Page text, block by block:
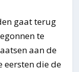
gaat terug
te
aan de
eersten die de